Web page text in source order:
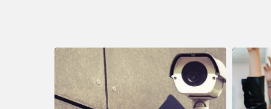
Observations
de
l’ACLC
concernant
L’ACLC
le
PPMP